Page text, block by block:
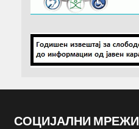
СОЦИЈАЛНИ МРЕЖИ